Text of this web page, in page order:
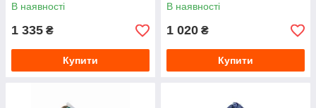
В наявності
1 335 ₴
Купити
В наявності
1 020 ₴
Купити